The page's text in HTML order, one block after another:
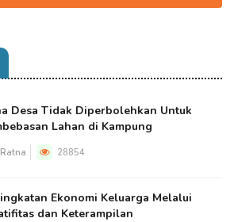
Desa Tidak Diperbolehkan Untuk
Lahan di Kampung
Ratna 28854
Ekonomi Keluarga Melalui
dan Keterampilan